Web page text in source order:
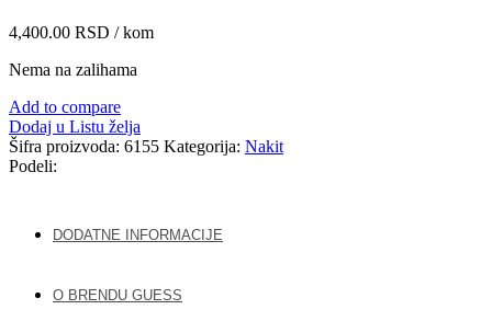
4,400.00 RSD / kom
Nema na zalihama
Add to compare
Dodaj u Listu želja
Šifra proizvoda: 6155 Kategorija: Nakit
Podeli:
DODATNE INFORMACIJE
O BRENDU GUESS